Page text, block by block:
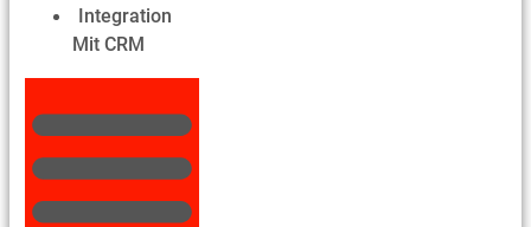
Integration
Mit CRM